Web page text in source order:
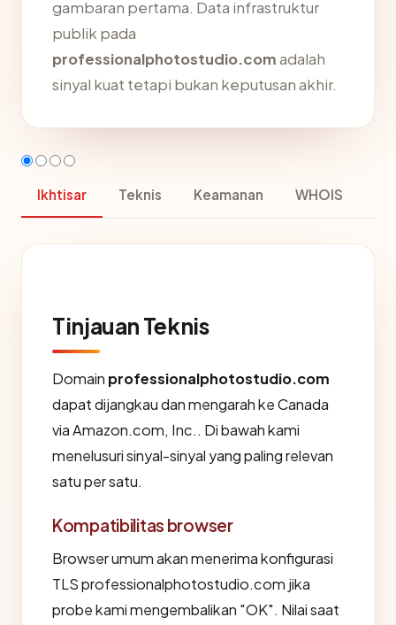
gambaran pertama. Data infrastruktur
publik pada
professionalphotostudio.comadalah
sinyal kuat tetapi bukan keputusan akhir.
Ikhtisar Teknis Keamanan WHOIS
Tinjauan Teknis
Domain professionalphotostudio.com
dapat dijangkau dan mengarah ke Canada
via Amazon.com, Inc.. Di bawah kami
menelusuri sinyal-sinyal yang paling relevan
satu per satu.
Kompatibilitas browser
Browser umum akan menerima konfigurasi
TLS professionalphotostudio.com jika
probe kami mengembalikan "OK". Nilai saat